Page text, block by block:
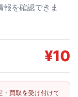
報を確認できま
¥10
・買取を受け付けて